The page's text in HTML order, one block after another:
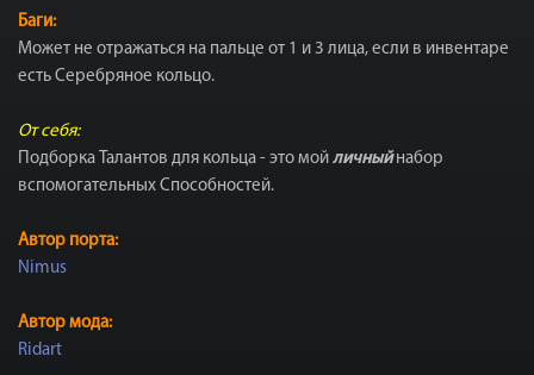
Баги:
Может не отражаться на пальце от 1 и 3 лица, если в инвентаре
есть Серебряное кольцо.
От себя:
Подборка Талантов для кольца - это мой личныйнабор
вспомогательных Способностей.
Автор порта:
Nimus
Автор мода:
Ridart